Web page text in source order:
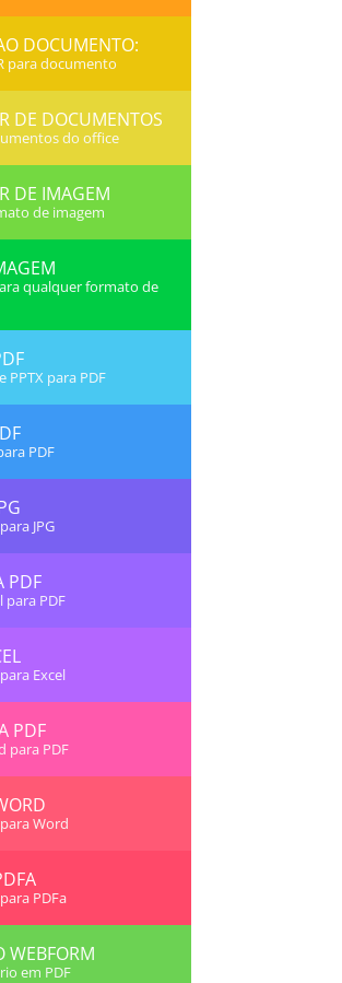
DOCUMENTO:
para documento
DE DOCUMENTOS
do office
DE IMAGEM
de imagem
qualquer formato de
PPTX para PDF
PDF
JPG
PDF
para PDF
Excel
PDF
para PDF
Word
PDFa
WEBFORM
em PDF